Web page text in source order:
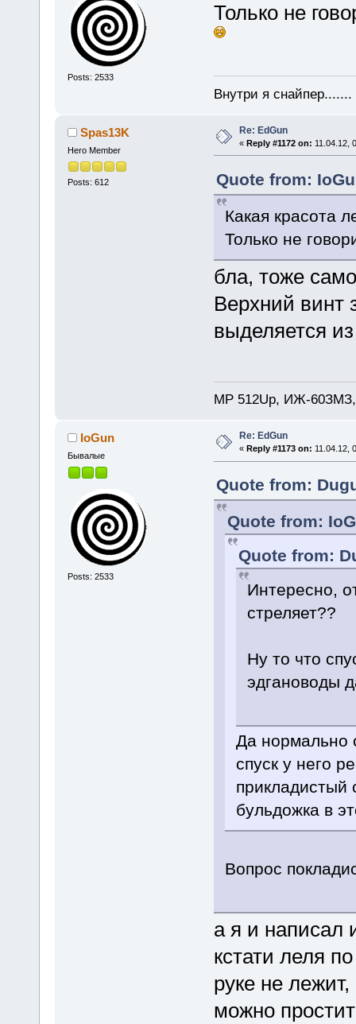
Posts: 2533
Только не
Внутри я
Spas13K
Hero Member
Posts: 612
Re: EdGun
« Reply #1172 on: 11.04.12,
Quote from:
Какая красота
Только не
бла, тоже
Верхний винт
выделяется
MP 512Up, ИЖ-
IoGun
Бывалые
Posts: 2533
Re: EdGun
« Reply #1173 on: 11.04.12,
Quote from:
Quote from:
Quote from:
Интересно,
стреляет??
Ну то что
эдгановоды
Да нормально
спуск у него
прикладистый
бульдожка в
Вопрос
а я и написал
кстати леля
руке не
можно